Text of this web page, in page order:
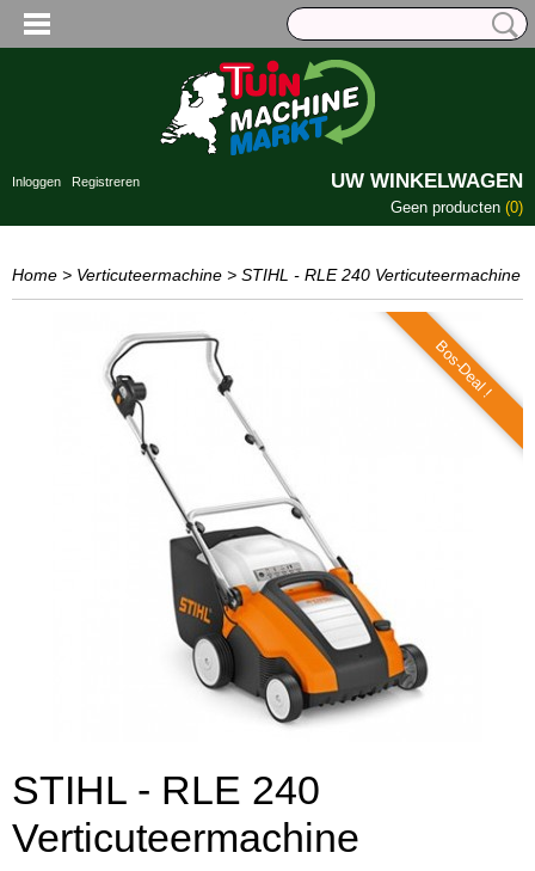
Inloggen Registreren UW WINKELWAGEN
Geen producten (0)
Home > Verticuteermachine > STIHL - RLE 240 Verticuteermachine
Bos-Deal !
STIHL - RLE 240
Verticuteermachine